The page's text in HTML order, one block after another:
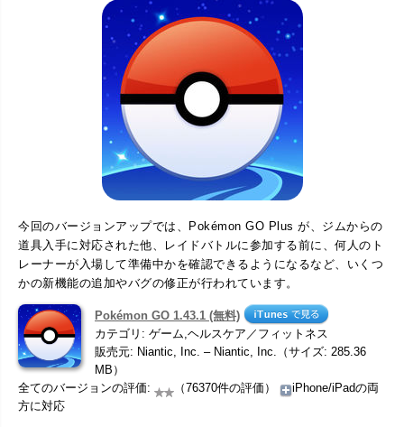
今回のバージョンアップでは、Pokémon GO Plus が、ジムからの
道具入手に対応された他、レイドバトルに参加する前に、何人のト
レーナーが入場して準備中かを確認できるようになるなど、いくつ
かの新機能の追加やバグの修正が行われています。
Pokémon GO 1.43.1 (無料)
カテゴリ: ゲーム,ヘルスケア／フィットネス
販売元: Niantic, Inc. – Niantic, Inc.（サイズ: 285.36
MB）
全てのバージョンの評価:
（76370件の評価）
iPhone/iPadの両
方に対応